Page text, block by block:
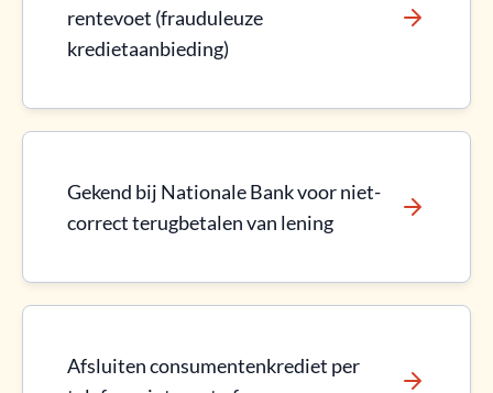
rentevoet (frauduleuze
kredietaanbieding)
Gekend bij Nationale Bank voor niet-
correct terugbetalen van lening
Afsluiten consumentenkrediet per